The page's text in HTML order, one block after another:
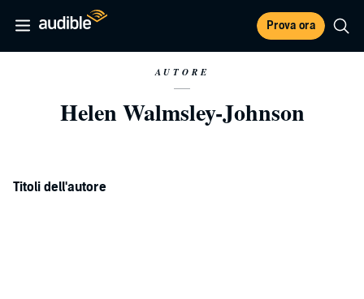
Prova ora
AUTORE
Helen Walmsley-Johnson
Titoli dell'autore